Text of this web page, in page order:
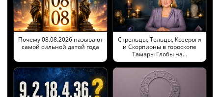
Почему 08.08.2026 называют
самой сильной датой года
Стрельцы, Тельцы, Козероги
и Скорпионы в гороскопе
Тамары Глобы на…